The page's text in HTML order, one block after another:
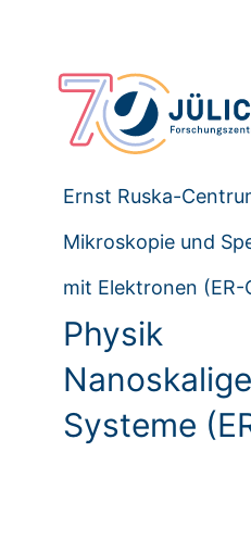
Ernst Ruska-
Mikroskopie und
mit Elektronen (ER-
Physik
Systeme